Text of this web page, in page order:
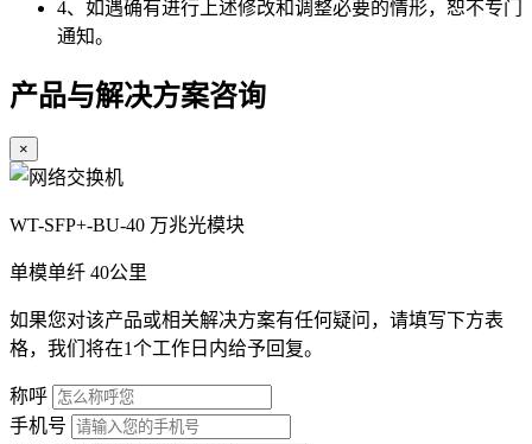
4、如遇确有进行上述修改和调整必要的情形，恕不专门
通知。
产品与解决方案咨询
×
WT-SFP+-BU-40 万兆光模块
单模单纤 40公里
如果您对该产品或相关解决方案有任何疑问，请填写下方表
格，我们将在1个工作日内给予回复。
称呼
手机号